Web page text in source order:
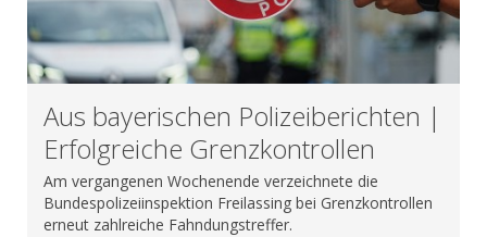
Aus bayerischen Polizeiberichten |
Erfolgreiche Grenzkontrollen
Am vergangenen Wochenende verzeichnete die
Bundespolizeiinspektion Freilassing bei Grenzkontrollen
erneut zahlreiche Fahndungstreffer.